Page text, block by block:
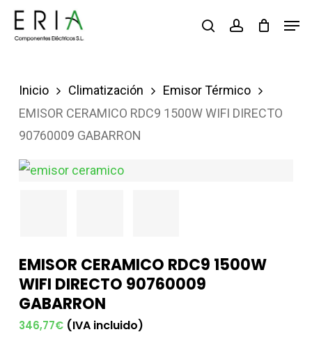
Saltar
buscaraccount
Inicio Climatización
Emisor Térmico
EMISOR CERAMICO RDC9 1500W WIFI DIRECTO
90760009 GABARRON
EMISOR CERAMICO RDC9 1500W
WIFI DIRECTO 90760009
GABARRON
346,77€ (IVA incluido)